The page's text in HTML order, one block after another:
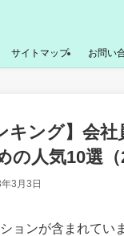
サイトマップ お問い
キング】会
人気10選（
3月3日
ョンが含まれてい